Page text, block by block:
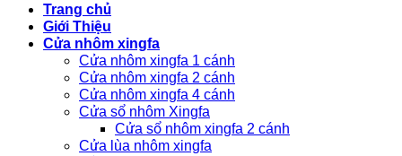
Trang chủ
Giới Thiệu
Cửa nhôm xingfa
Cửa nhôm xingfa 1 cánh
Cửa nhôm xingfa 2 cánh
Cửa nhôm xingfa 4 cánh
Cửa sổ nhôm Xingfa
Cửa sổ nhôm xingfa 2 cánh
Cửa lùa nhôm xingfa